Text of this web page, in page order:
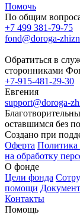
Помочь
По общим
+7 499 381-79-75
fond@doroga-
Обратиться в
сторонниками
+7-915-481-29-30
Евгения
support@doroga-
оставшимся без
Создано при
Оферта Политика
на обработку
О фонде
Цели фонда
помощи
Контакты
Помощь